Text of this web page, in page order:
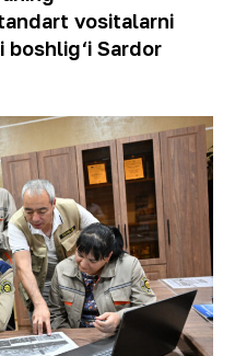
vositalarni
Sardor